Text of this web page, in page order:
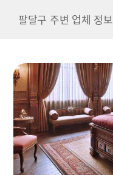
팔달구 주변 업체 정보